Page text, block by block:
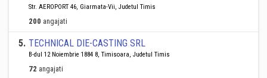
Str. AEROPORT 46, Giarmata-Vii, Judetul Timis
200 angajati
5. TECHNICAL DIE-CASTING SRL
B-dul 12 Noiembrie 1884 8, Timisoara, Judetul Timis
72 angajati